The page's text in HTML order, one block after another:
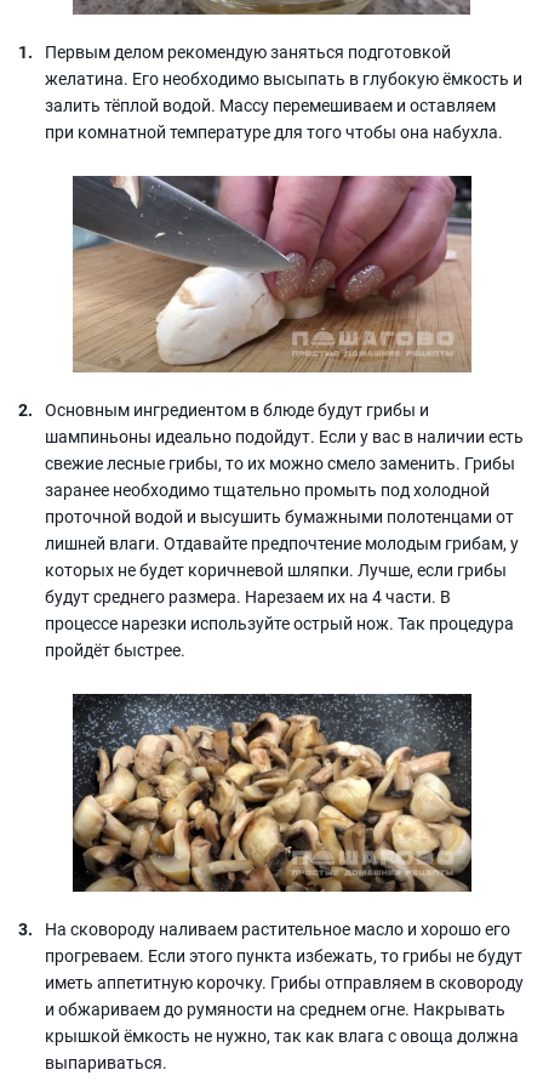
Первым делом рекомендую заняться подготовкой
желатина. Его необходимо высыпать в глубокую ёмкость и
залить тёплой водой. Массу перемешиваем и оставляем
при комнатной температуре для того чтобы она набухла.
Основным ингредиентом в блюде будут грибы и
шампиньоны идеально подойдут. Если у вас в наличии есть
свежие лесные грибы, то их можно смело заменить. Грибы
заранее необходимо тщательно промыть под холодной
проточной водой и высушить бумажными полотенцами от
лишней влаги. Отдавайте предпочтение молодым грибам, у
которых не будет коричневой шляпки. Лучше, если грибы
будут среднего размера. Нарезаем их на 4 части. В
процессе нарезки используйте острый нож. Так процедура
пройдёт быстрее.
На сковороду наливаем растительное масло и хорошо его
прогреваем. Если этого пункта избежать, то грибы не будут
иметь аппетитную корочку. Грибы отправляем в сковороду
и обжариваем до румяности на среднем огне. Накрывать
крышкой ёмкость не нужно, так как влага с овоща должна
выпариваться.